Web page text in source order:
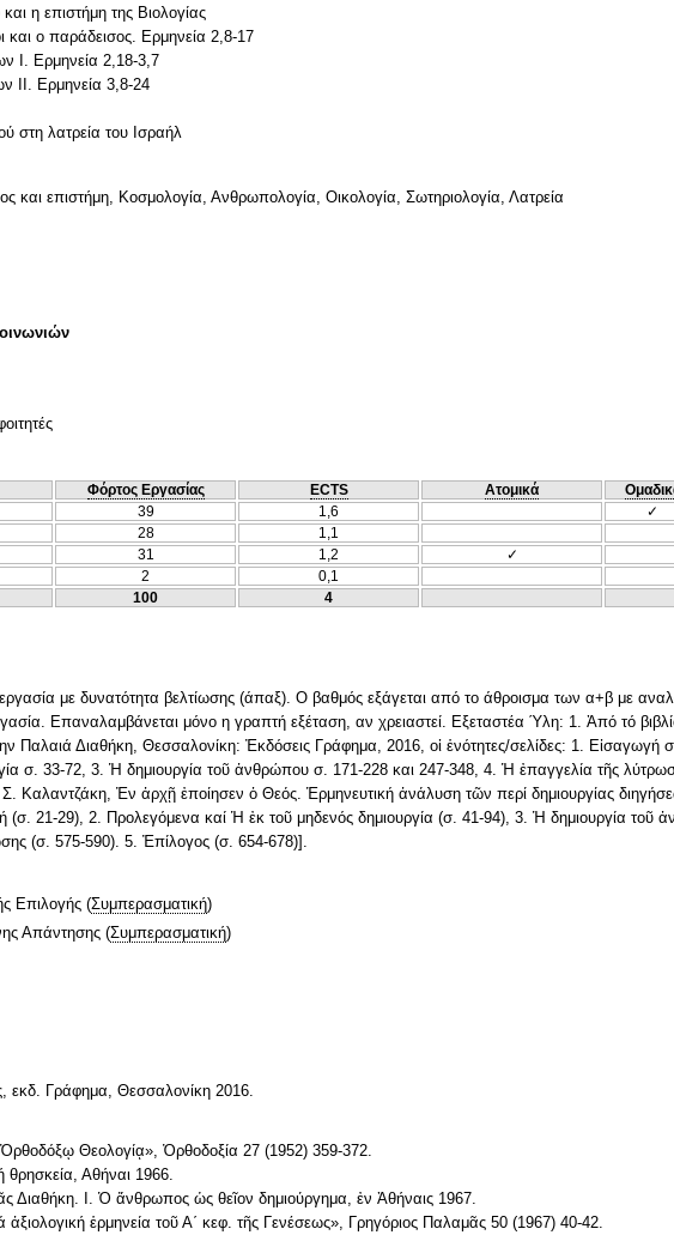
η επιστήμη της Βιολογίας
ο παράδεισος. Ερμηνεία 2,8-17
Ι. Ερμηνεία 2,18-3,7
ΙΙ. Ερμηνεία 3,8-24
στη λατρεία του Ισραήλ
και επιστήμη, Κοσμολογία, Ανθρωπολογία, Οικολογία, Σωτηριολογία, Λατρεία
Φόρτος Εργασίας ECTS Ατομικά
39 1,6 ✓
28
1,1
31 1,2 ✓
2
0,1
100 4
με δυνατότητα βελτίωσης (άπαξ). Ο βαθμός εξάγεται από το άθροισμα των α+β με
Eπαναλαμβάνεται μόνο η γραπτή εξέταση, αν χρειαστεί. Εξεταστέα Ύλη: 1. Ἀπό τό
Παλαιά Διαθήκη, Θεσσαλονίκη: Ἐκδόσεις Γράφημα, 2016, οἱ ἑνότητες/σελίδες: 1. Εἰσαγωγή
σ. 33-72, 3. Ἡ δημιουργία τοῦ ἀνθρώπου σ. 171-228 και 247-348, 4. Ἡ ἐπαγγελία τῆς
Καλαντζάκη, Ἐν ἀρχῇ ἐποίησεν ὁ Θεός. Ἑρμηνευτική ἀνάλυση τῶν περί δημιουργίας
(σ. 21-29), 2. Προλεγόμενα καί Ἡ ἐκ τοῦ μηδενός δημιουργία (σ. 41-94), 3. Ἡ δημιουργία τοῦ
(σ. 575-590). 5. Ἐπίλογος (σ. 654-678)].
Επιλογής (Συμπερασματική)
Απάντησης (Συμπερασματική)
εκδ. Γράφημα, Θεσσαλονίκη 2016.
Θεολογίᾳ», Ὀρθοδοξία 27 (1952) 359-372.
θρησκεία, Αθήναι 1966.
Διαθήκη. Ι. Ὁ ἄνθρωπος ὡς θεῖον δημιούργημα, ἐν Ἀθήναις 1967.
ἑρμηνεία τοῦ Α΄ κεφ. τῆς Γενέσεως», Γρηγόριος Παλαμᾶς 50 (1967) 40-42.